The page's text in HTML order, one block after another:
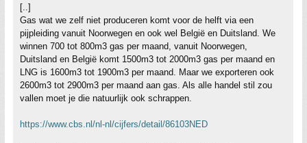
[..]
Gas wat we zelf niet produceren komt voor de helft via een
pijpleiding vanuit Noorwegen en ook wel België en Duitsland. We
winnen 700 tot 800m3 gas per maand, vanuit Noorwegen,
Duitsland en België komt 1500m3 tot 2000m3 gas per maand en
LNG is 1600m3 tot 1900m3 per maand. Maar we exporteren ook
2600m3 tot 2900m3 per maand aan gas. Als alle handel stil zou
vallen moet je die natuurlijk ook schrappen.
https://www.cbs.nl/nl-nl/cijfers/detail/86103NED